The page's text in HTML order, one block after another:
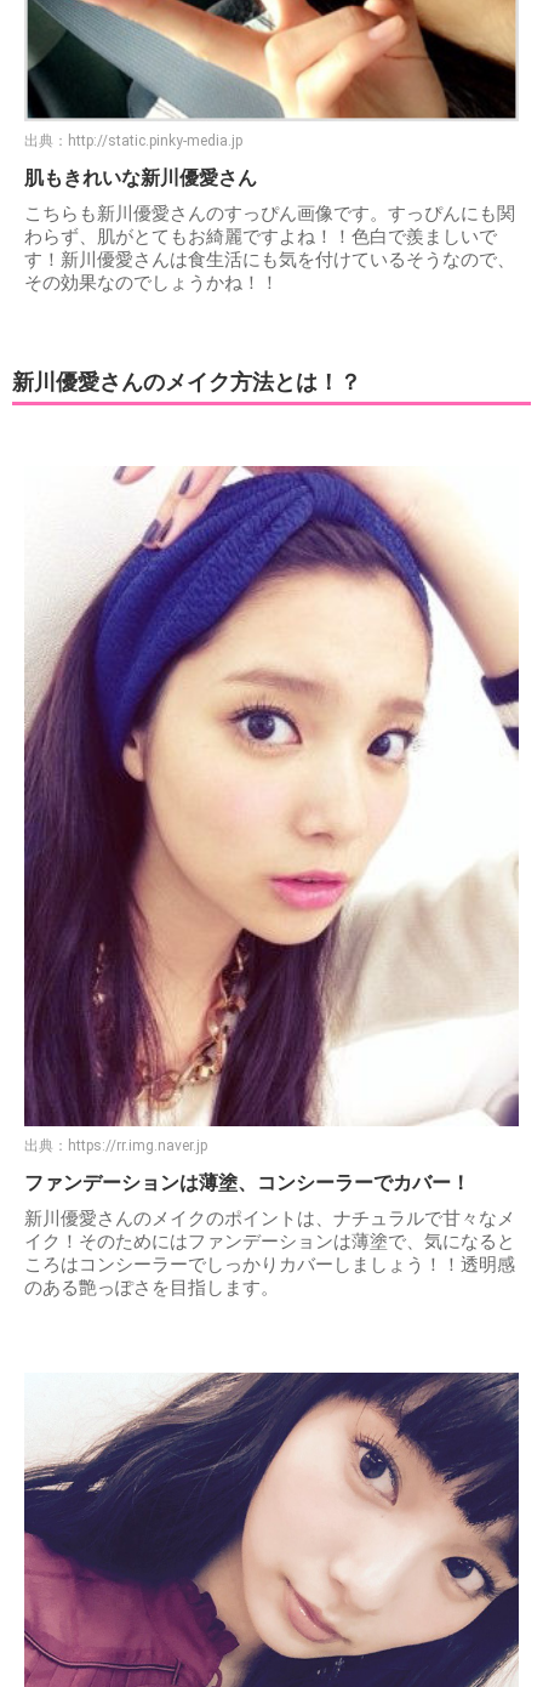
出典： http://static.pinky-media.jp
肌もきれいな新川優愛さん
こちらも新川優愛さんのすっぴん画像です。すっぴんにも関
わらず、肌がとてもお綺麗ですよね！！色白で羨ましいで
す！新川優愛さんは食生活にも気を付けているそうなので、
その効果なのでしょうかね！！
新川優愛さんのメイク方法とは！？
出典： https://rr.img.naver.jp
ファンデーションは薄塗、コンシーラーでカバー！
新川優愛さんのメイクのポイントは、ナチュラルで甘々なメ
イク！そのためにはファンデーションは薄塗で、気になると
ころはコンシーラーでしっかりカバーしましょう！！透明感
のある艶っぽさを目指します。